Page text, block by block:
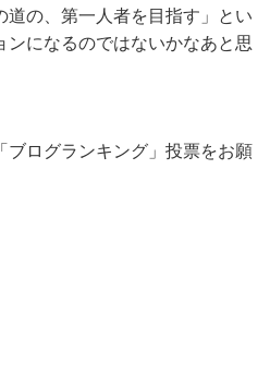
道の、第一人者を目指す」とい
ンになるのではないかなあと思
ログランキング」投票をお願